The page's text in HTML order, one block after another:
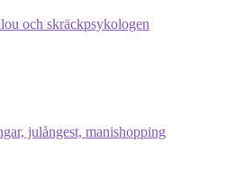
och skräckpsykologen
julångest, manishopping